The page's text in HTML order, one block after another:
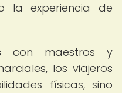
la experiencia de
con maestros y
los viajeros
físicas, sino